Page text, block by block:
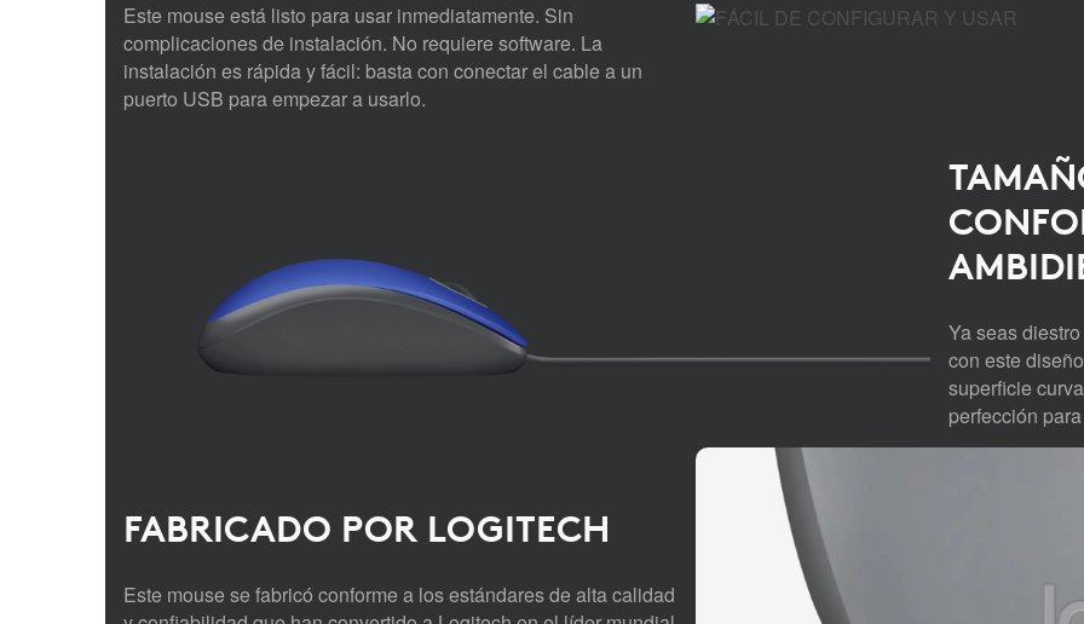
Este mouse está listo para usar inmediatamente. Sin
complicaciones de instalación. No requiere software. La
instalación es rápida y fácil: basta con conectar el cable a un
puerto USB para empezar a usarlo.
Ya seas
con este
superficie
perfección
FABRICADO POR LOGITECH
Este mouse se fabricó conforme a los estándares de alta calidad